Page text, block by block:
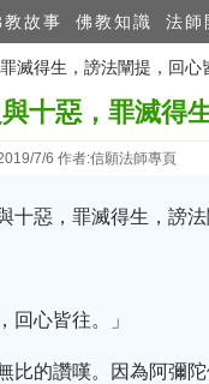
教故事 佛教知識 法師
滅得生，謗法闡提，回心
十惡，罪滅得
7/6 作者:信願法師專頁
十惡，罪滅得生，謗
回心皆往。」
的讚嘆。因為阿彌